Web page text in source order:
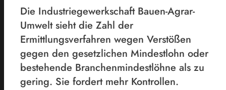
Die Industriegewerkschaft Bauen-Agrar-
Umwelt sieht die Zahl der
Ermittlungsverfahren wegen Verstößen
gegen den gesetzlichen Mindestlohn oder
bestehende Branchenmindestlöhne als zu
gering. Sie fordert mehr Kontrollen.